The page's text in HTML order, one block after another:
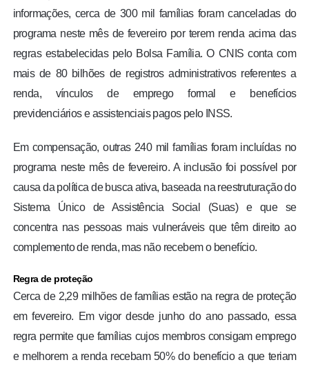
informações, cerca de 300 mil famílias foram canceladas do
programa neste mês de fevereiro por terem renda acima das
regras estabelecidas pelo Bolsa Família. O CNIS conta com
mais de 80 bilhões de registros administrativos referentes a
renda, vínculos de emprego formal e benefícios
previdenciários e assistenciais pagos pelo INSS.
Em compensação, outras 240 mil famílias foram incluídas no
programa neste mês de fevereiro. A inclusão foi possível por
causa da política de busca ativa, baseada na reestruturação do
Sistema Único de Assistência Social (Suas) e que se
concentra nas pessoas mais vulneráveis que têm direito ao
complemento de renda, mas não recebem o benefício.
Regra de proteção
Cerca de 2,29 milhões de famílias estão na regra de proteção
em fevereiro. Em vigor desde junho do ano passado, essa
regra permite que famílias cujos membros consigam emprego
e melhorem a renda recebam 50% do benefício a que teriam